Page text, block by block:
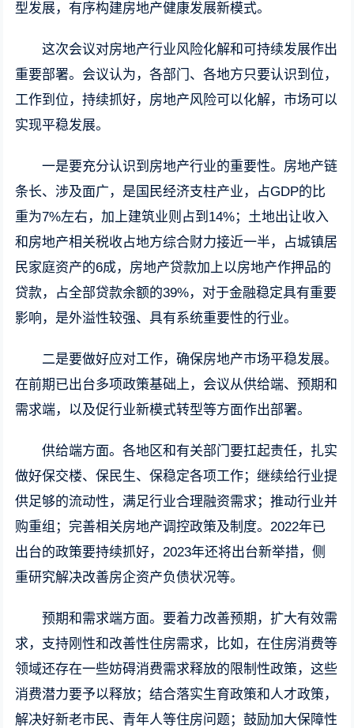
型发展，有序构建房地产健康发展新模式。
这次会议对房地产行业风险化解和可持续发展作出
重要部署。会议认为，各部门、各地方只要认识到位，
工作到位，持续抓好，房地产风险可以化解，市场可以
实现平稳发展。
一是要充分认识到房地产行业的重要性。房地产链
条长、涉及面广，是国民经济支柱产业，占GDP的比
重为7%左右，加上建筑业则占到14%；土地出让收入
和房地产相关税收占地方综合财力接近一半，占城镇居
民家庭资产的6成，房地产贷款加上以房地产作押品的
贷款，占全部贷款余额的39%，对于金融稳定具有重要
影响，是外溢性较强、具有系统重要性的行业。
二是要做好应对工作，确保房地产市场平稳发展。
在前期已出台多项政策基础上，会议从供给端、预期和
需求端，以及促行业新模式转型等方面作出部署。
供给端方面。各地区和有关部门要扛起责任，扎实
做好保交楼、保民生、保稳定各项工作；继续给行业提
供足够的流动性，满足行业合理融资需求；推动行业并
购重组；完善相关房地产调控政策及制度。2022年已
出台的政策要持续抓好，2023年还将出台新举措，侧
重研究解决改善房企资产负债状况等。
预期和需求端方面。要着力改善预期，扩大有效需
求，支持刚性和改善性住房需求，比如，在住房消费等
领域还存在一些妨碍消费需求释放的限制性政策，这些
消费潜力要予以释放；结合落实生育政策和人才政策，
解决好新老市民、青年人等住房问题；鼓励加大保障性